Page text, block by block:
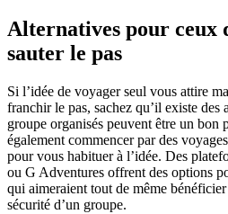
Alternatives pour ceux
sauter le pas
Si l’idée de voyager seul vous attire
franchir le pas, sachez qu’il existe des
groupe organisés peuvent être un bon
également commencer par des
pour vous habituer à l’idée. Des
ou G Adventures offrent des options
qui aimeraient tout de même
sécurité d’un groupe.